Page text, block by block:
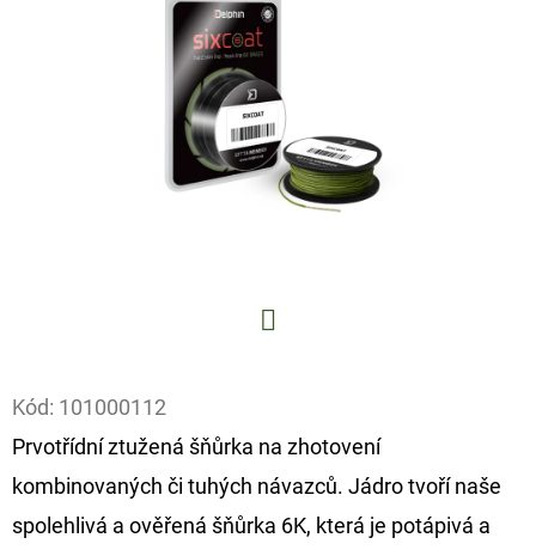
Kód: 101000112
Prvotřídní ztužená šňůrka na zhotovení
kombinovaných či tuhých návazců. Jádro tvoří naše
spolehlivá a ověřená šňůrka 6K, která je potápivá a